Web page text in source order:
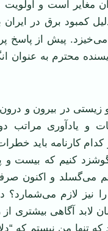
مغاير است و اولويت
کمبود برق در ايران
می‌خيزد. پيش از پاسخ
محترم به عنوان
زيستی در بيرون و
و يادآوری مراتب
کارنامه بايد
کنيم که بيست
می‌گسلد و اکنون
نيز لازم می‌شمارد؟
آگاهی بيشتری از
که تنها من نيستم که